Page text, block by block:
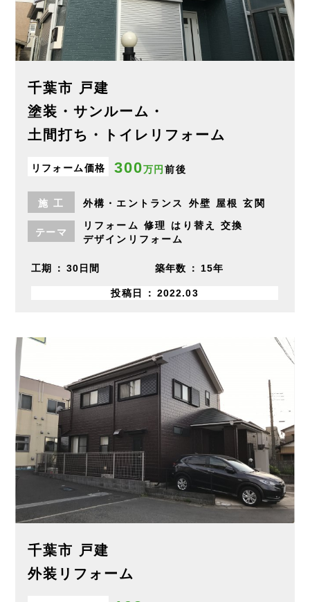
千葉市 戸建
塗装・サンルーム・
土間打ち・トイレリフォーム
リフォーム価格 300万円 前後
施 工 外構・エントランス 外壁 屋根 玄関
テーマ
リフォーム 修理 はり替え
交換
デザインリフォーム
工期 30日間 築年数 15年
投稿日 2022.03
千葉市 戸建
外装リフォーム